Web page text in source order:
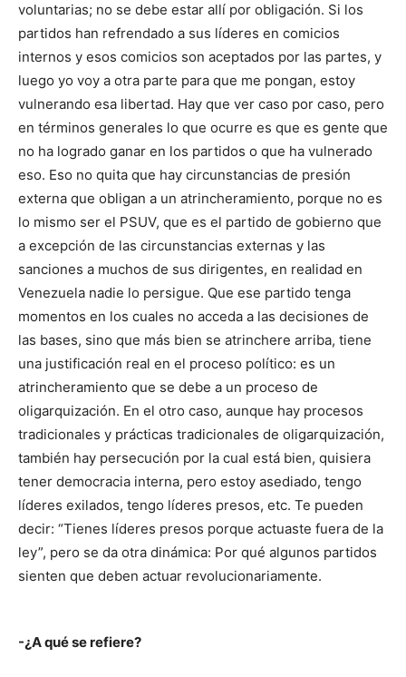
voluntarias; no se debe estar allí por obligación. Si los
partidos han refrendado a sus líderes en comicios
internos y esos comicios son aceptados por las partes, y
luego yo voy a otra parte para que me pongan, estoy
vulnerando esa libertad. Hay que ver caso por caso, pero
en términos generales lo que ocurre es que es gente que
no ha logrado ganar en los partidos o que ha vulnerado
eso. Eso no quita que hay circunstancias de presión
externa que obligan a un atrincheramiento, porque no es
lo mismo ser el PSUV, que es el partido de gobierno que
a excepción de las circunstancias externas y las
sanciones a muchos de sus dirigentes, en realidad en
Venezuela nadie lo persigue. Que ese partido tenga
momentos en los cuales no acceda a las decisiones de
las bases, sino que más bien se atrinchere arriba, tiene
una justificación real en el proceso político: es un
atrincheramiento que se debe a un proceso de
oligarquización. En el otro caso, aunque hay procesos
tradicionales y prácticas tradicionales de oligarquización,
también hay persecución por la cual está bien, quisiera
tener democracia interna, pero estoy asediado, tengo
líderes exilados, tengo líderes presos, etc. Te pueden
decir: “Tienes líderes presos porque actuaste fuera de la
ley”, pero se da otra dinámica: Por qué algunos partidos
sienten que deben actuar revolucionariamente.
-¿A qué se refiere?